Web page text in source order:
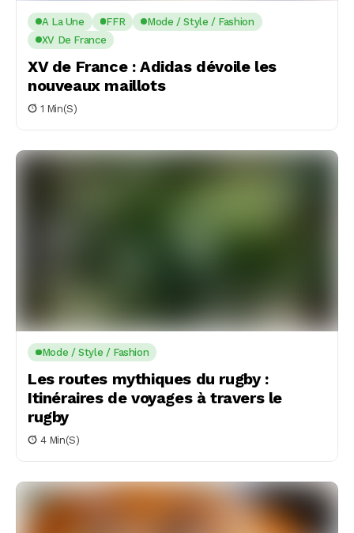
A La Une FFR
Mode / Style / Fashion
XV De France
XV de France : Adidas dévoile les
nouveaux maillots
1 Min(s)
Mode / Style / Fashion
Les routes mythiques du rugby :
Itinéraires de voyages à travers le
rugby
4 Min(s)